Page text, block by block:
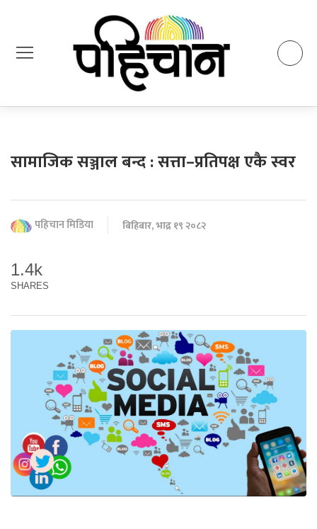
सामाजिक सञ्जाल बन्द : सत्ता–प्रतिपक्ष एकै स्वर
पहिचान मिडिया बिहिबार, भाद्र १९ २०८२
1.4k
SHARES